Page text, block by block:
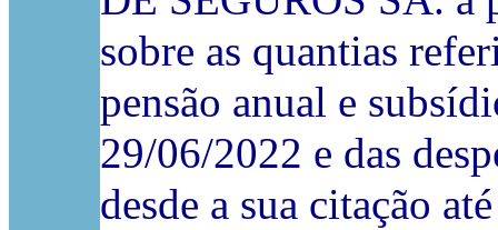
sobre as quantias
pensão anual e
29/06/2022 e das
desde a sua citação